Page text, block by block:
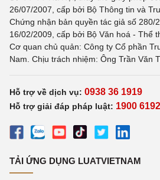
26/07/2007, cấp bởi Bộ Thông tin và
Chứng nhận bản quyền tác giả số 280/
16/02/2009, cấp bởi Bộ Văn hoá - Thể
Cơ quan chủ quản: Công ty Cổ phần
Nam. Chịu trách nhiệm: Ông Trần Văn
Hỗ trợ về dịch vụ: 0938 36 1919
Hỗ trợ giải đáp pháp luật: 1900 6192
TẢI ỨNG DỤNG LUATVIETNAM